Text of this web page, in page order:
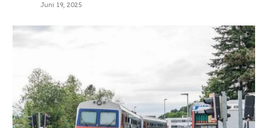
Juni 19, 2025